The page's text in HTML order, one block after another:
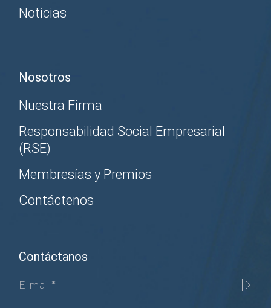
Noticias
Nosotros
Nuestra Firma
Responsabilidad Social Empresarial
(RSE)
Membresías y Premios
Contáctenos
Contáctanos